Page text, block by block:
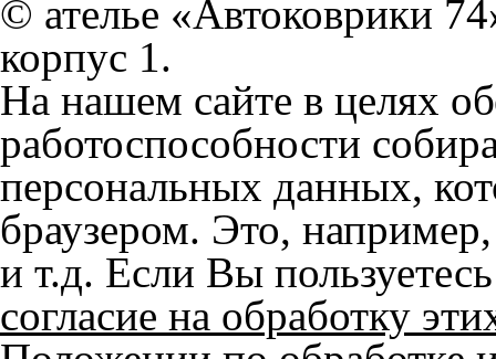
На нашем сайте в целях
работоспособности
персональных данных,
браузером. Это,
и т.д. Если Вы
согласие на обработку
Положении по обработке
+7 (351) 277 91 67